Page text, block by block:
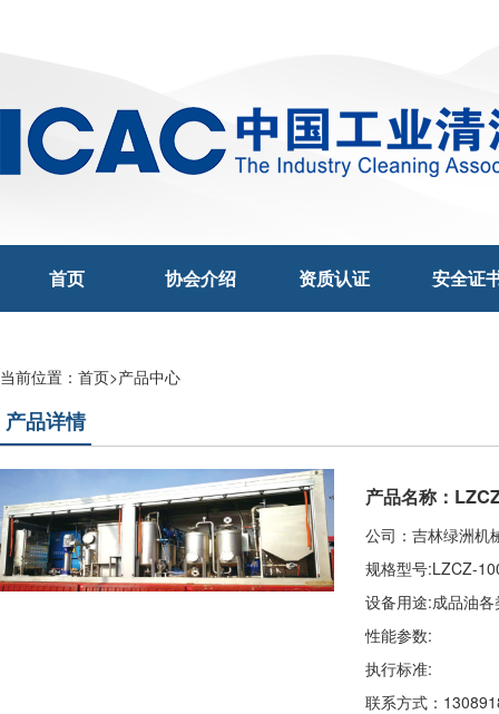
首页 协会介绍 资质认证 安全证
当前位置： 首页>产品中心
产品详情
产品名称：
公司：吉林绿洲机
规格型号:LZCZ-
设备用途:成品油
性能参数:
执行标准:
联系方式：